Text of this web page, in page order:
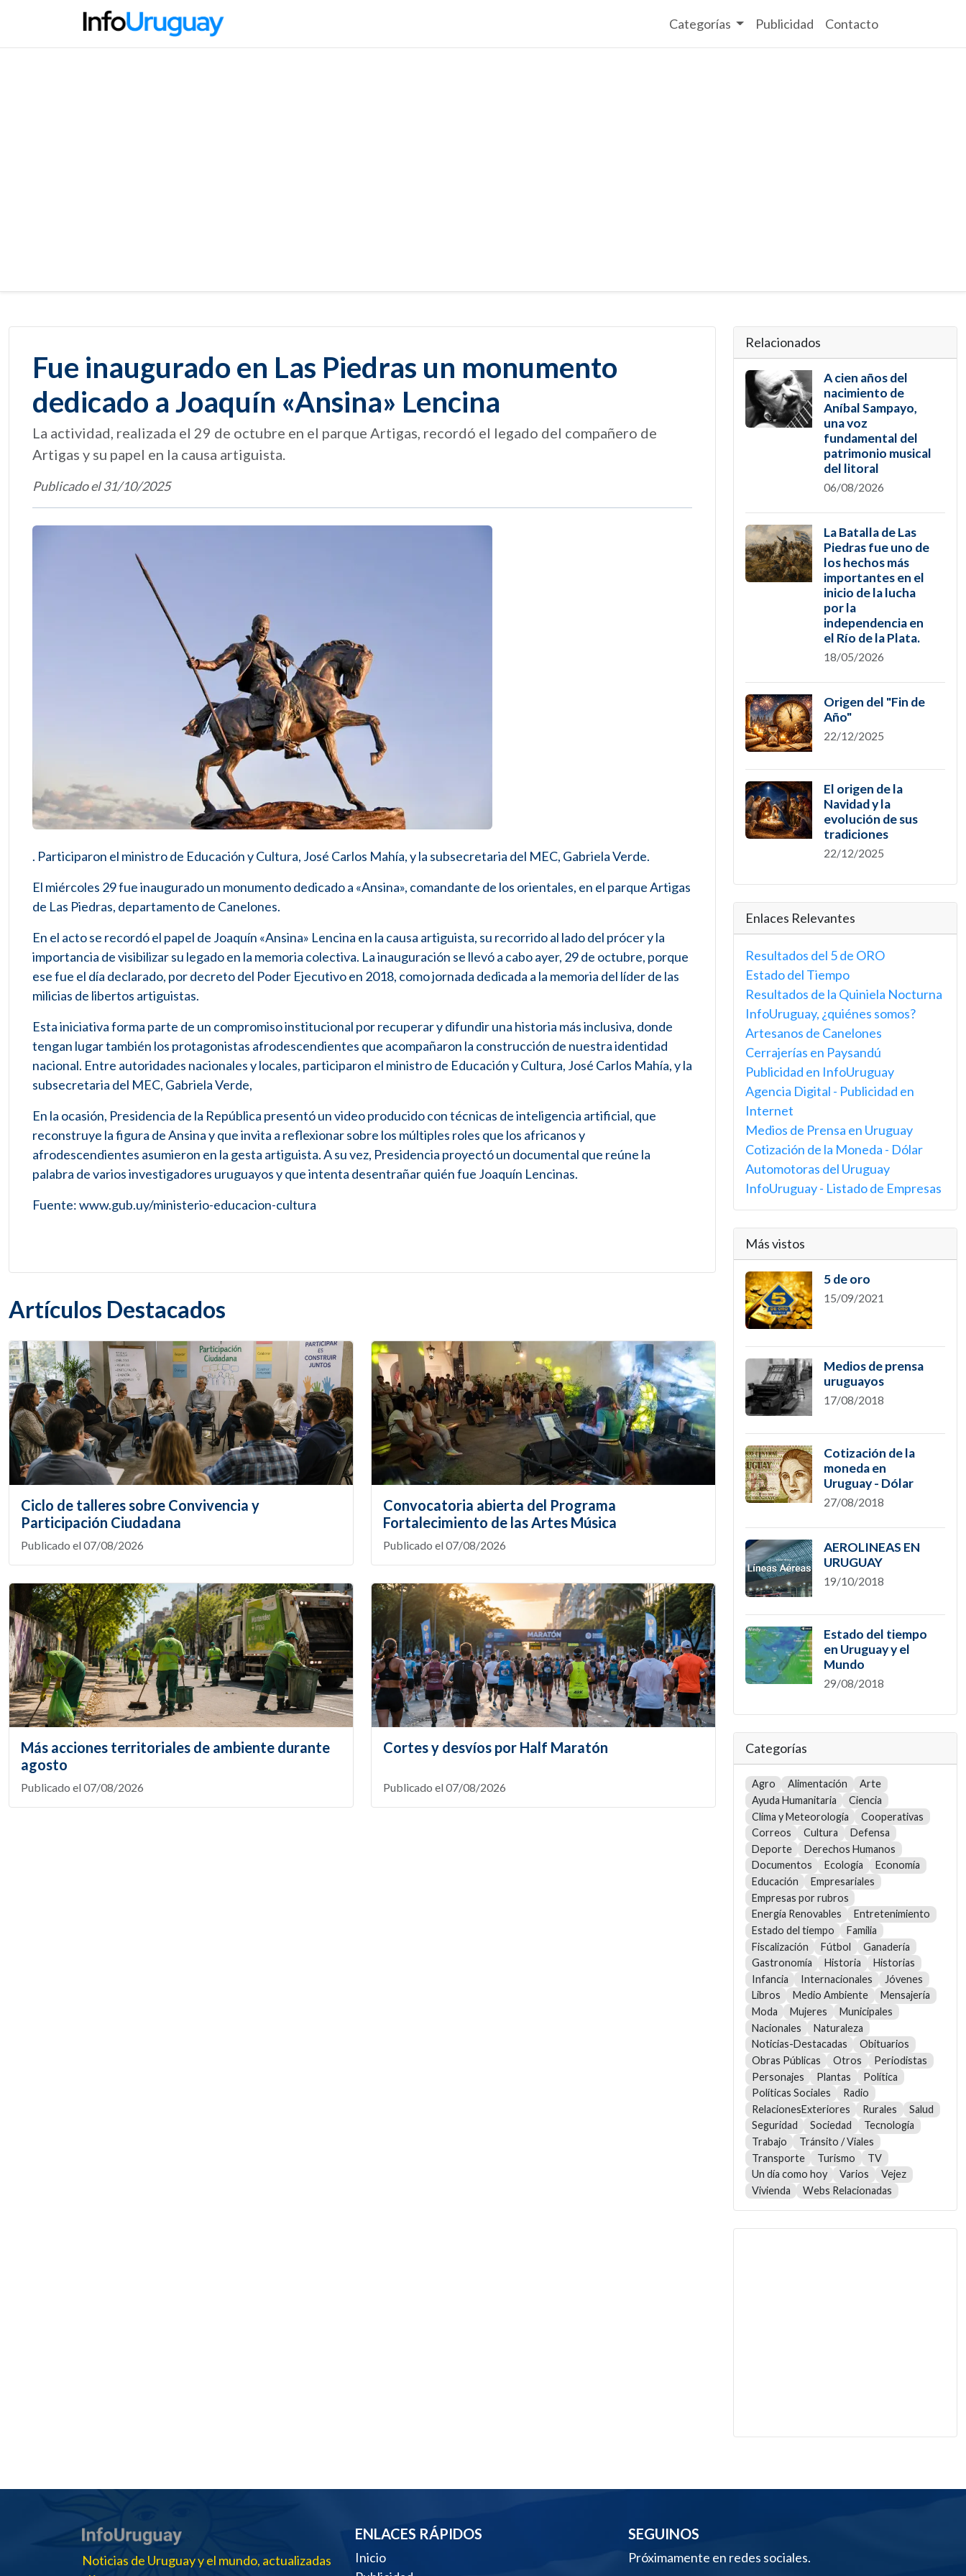
Categorías Publicidad Contacto
Fue inaugurado en Las Piedras un monumento
dedicado a Joaquín «Ansina» Lencina
La actividad, realizada el 29 de octubre en el parque Artigas, recordó el legado del compañero de
Artigas y su papel en la causa artiguista.
Publicado el 31/10/2025
. Participaron el ministro de Educación y Cultura, José Carlos Mahía, y la subsecretaria del MEC, Gabriela Verde.
El miércoles 29 fue inaugurado un monumento dedicado a «Ansina», comandante de los orientales, en el parque Artigas
de Las Piedras, departamento de Canelones.
En el acto se recordó el papel de Joaquín «Ansina» Lencina en la causa artiguista, su recorrido al lado del prócer y la
importancia de visibilizar su legado en la memoria colectiva. La inauguración se llevó a cabo ayer, 29 de octubre, porque
ese fue el día declarado, por decreto del Poder Ejecutivo en 2018, como jornada dedicada a la memoria del líder de las
milicias de libertos artiguistas.
Esta iniciativa forma parte de un compromiso institucional por recuperar y difundir una historia más inclusiva, donde
tengan lugar también los protagonistas afrodescendientes que acompañaron la construcción de nuestra identidad
nacional. Entre autoridades nacionales y locales, participaron el ministro de Educación y Cultura, José Carlos Mahía, y la
subsecretaria del MEC, Gabriela Verde,
En la ocasión, Presidencia de la República presentó un video producido con técnicas de inteligencia artificial, que
reconstruye la figura de Ansina y que invita a reflexionar sobre los múltiples roles que los africanos y
afrodescendientes asumieron en la gesta artiguista. A su vez, Presidencia proyectó un documental que reúne la
palabra de varios investigadores uruguayos y que intenta desentrañar quién fue Joaquín Lencinas.
Fuente: www.gub.uy/ministerio-educacion-cultura
Artículos Destacados
Ciclo de talleres sobre Convivencia y
Participación Ciudadana
Publicado el 07/08/2026
Convocatoria abierta del Programa
Fortalecimiento de las Artes Música
Publicado el 07/08/2026
Más acciones territoriales de ambiente durante
agosto
Publicado el 07/08/2026
Cortes y desvíos por Half Maratón
Publicado el 07/08/2026
Relacionados
A cien años del
nacimiento de
Aníbal Sampayo,
una voz
fundamental del
patrimonio musical
del litoral
06/08/2026
La Batalla de Las
Piedras fue uno de
los hechos más
importantes en el
inicio de la lucha
por la
independencia en
el Río de la Plata.
18/05/2026
Origen del "Fin de
Año"
22/12/2025
El origen de la
Navidad y la
evolución de sus
tradiciones
22/12/2025
Enlaces Relevantes
Resultados del 5 de ORO
Estado del Tiempo
Resultados de la Quiniela Nocturna
InfoUruguay, ¿quiénes somos?
Artesanos de Canelones
Cerrajerías en Paysandú
Publicidad en InfoUruguay
Agencia Digital - Publicidad en
Internet
Medios de Prensa en Uruguay
Cotización de la Moneda - Dólar
Automotoras del Uruguay
InfoUruguay - Listado de Empresas
Más vistos
5 de oro
15/09/2021
Medios de prensa
uruguayos
17/08/2018
Cotización de la
moneda en
Uruguay - Dólar
27/08/2018
AEROLINEAS EN
URUGUAY
19/10/2018
Estado del tiempo
en Uruguay y el
Mundo
29/08/2018
Categorías
Agro Alimentación
Arte
Ayuda Humanitaria
Ciencia
Clima y Meteorología
Cooperativas
Correos
Cultura
Defensa
Deporte
Derechos Humanos
Documentos
Ecología
Economía
Educación
Empresariales
Empresas por rubros
Energía Renovables
Entretenimiento
Estado del tiempo
Familia
Fiscalización
Fútbol
Ganadería
Gastronomía
Historia
Historias
Infancia
Internacionales
Jóvenes
Libros
Medio Ambiente
Mensajería
Moda
Mujeres
Municipales
Nacionales
Naturaleza
Noticias-Destacadas
Obituarios
Obras Públicas
Otros
Periodistas
Personajes
Plantas
Política
Políticas Sociales
Radio
RelacionesExteriores
Rurales
Salud
Seguridad
Sociedad
Tecnología
Trabajo
Tránsito / Viales
Transporte
Turismo
TV
Un día como hoy
Varios
Vejez
Vivienda
Webs Relacionadas
Noticias de Uruguay y el mundo, actualizadas
ENLACES RÁPIDOS
Inicio
SEGUINOS
Próximamente en redes sociales.